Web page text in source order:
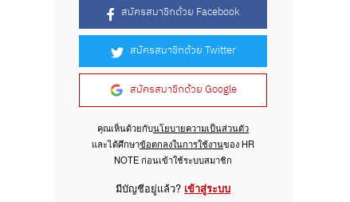
สมัครสมาชิกด้วย Facebook
สมัครสมาชิกด้วย Twitter
สมัครสมาชิกด้วย Google
คุณเห็นด้วยกับนโยบายความเป็นส่วนตัว
และได้ศึกษาข้อตกลงในการใช้งานของ HR
NOTE ก่อนเข้าใช้ระบบสมาชิก
มีบัญชีอยู่แล้ว? เข้าสู่ระบบ